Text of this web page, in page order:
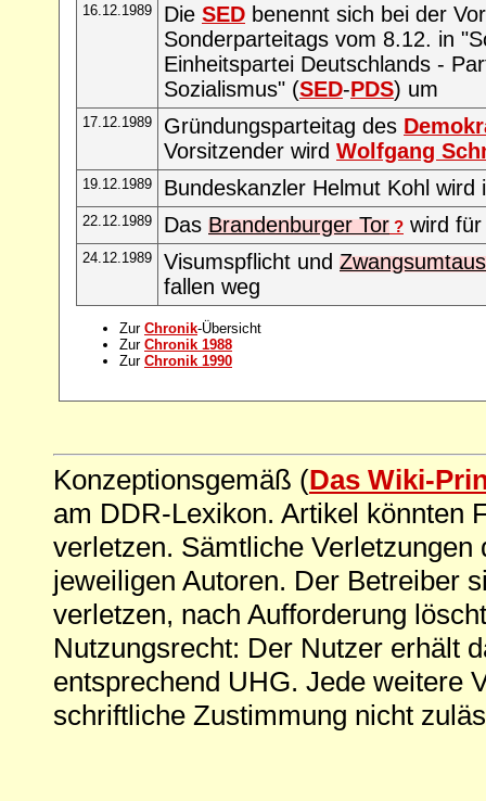
16.12.1989 Die SED benennt sich bei der
Sonderparteitags vom 8.12. in
Einheitspartei Deutschlands -
Sozialismus" (SED-PDS) um
17.12.1989 Gründungsparteitag des
Vorsitzender wird Wolfgang
19.12.1989 Bundeskanzler Helmut Kohl wird
22.12.1989 Das Brandenburger Tor ? wird
24.12.1989 Visumspflicht und
fallen weg
Zur Chronik-Übersicht
Zur Chronik 1988
Zur Chronik 1990
Konzeptionsgemäß (Das Wiki-
am DDR-Lexikon. Artikel könnten
verletzen. Sämtliche
jeweiligen Autoren. Der Betreiber
verletzen, nach Aufforderung
Nutzungsrecht: Der Nutzer erhält
entsprechend UHG. Jede weitere
schriftliche Zustimmung nicht